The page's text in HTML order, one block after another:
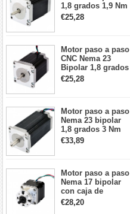
1,8 grados 1,9 Nm
2,8 A 3,2 V
57x57x76mm 4
€25,28
Motor paso a paso
CNC Nema 23
Bipolar 1,8 grados
1,9 Nm 3A 3,36 V
57x57x76mm 4
€25,28
Motor paso a paso
Nema 23 bipolar
1,8 grados 3 Nm
4,2A 57x57x114mm
motor paso a paso
€33,89
Motor paso a paso
Nema 17 bipolar
con caja de
cambios planetaria
5:1 longitud 33mm
€28,20